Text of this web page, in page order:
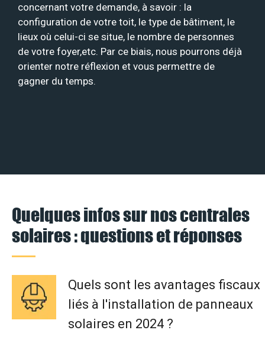
concernant votre demande, à savoir : la
configuration de votre toit, le type de bâtiment, le
lieux où celui-ci se situe, le nombre de personnes
de votre foyer,etc. Par ce biais, nous pourrons déjà
orienter notre réflexion et vous permettre de
gagner du temps.
Quelques infos sur nos centrales
solaires : questions et réponses
Quels sont les avantages fiscaux
liés à l'installation de panneaux
solaires en 2024 ?